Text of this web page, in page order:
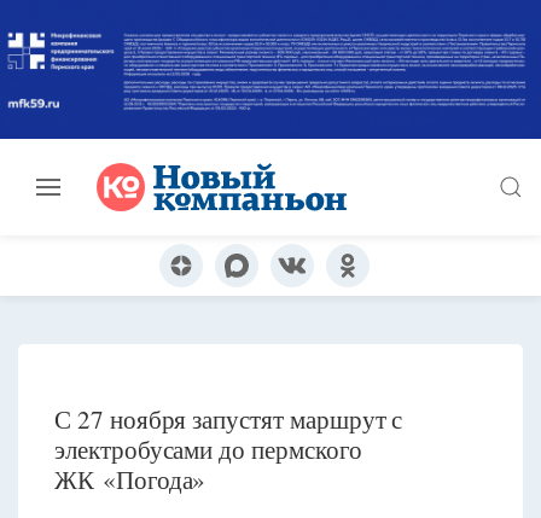
С 27 ноября запустят маршрут с
электробусами до пермского
ЖК «Погода»